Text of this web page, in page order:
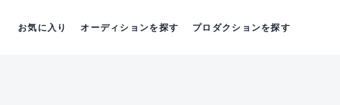
お気に入り オーディションを探す プロダクションを探す